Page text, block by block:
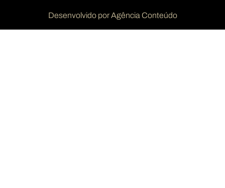
Desenvolvido por Agência Conteúdo